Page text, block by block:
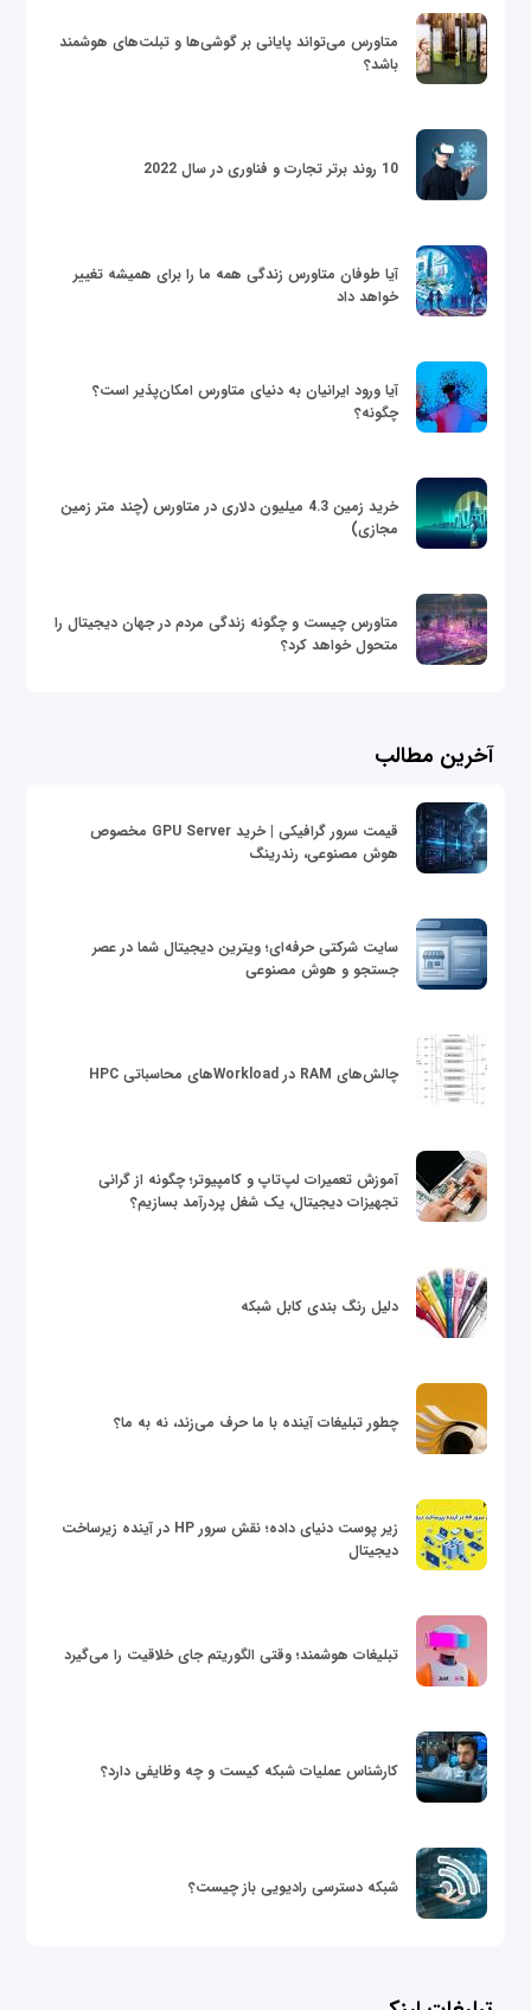
متاورس می‌تواند پایانی بر گوشی‌ها و تبلت‌های هوشمند
باشد؟
10 روند برتر تجارت و فناوری در سال 2022
آیا طوفان متاورس زندگی همه ما را برای همیشه تغییر
خواهد داد
آیا ورود ایرانیان به دنیای متاورس امکان‌پذیر است؟
چگونه؟
خرید زمین 4.3 میلیون دلاری در متاورس (چند متر زمین
مجازی)
متاورس چیست و چگونه زندگی مردم در جهان دیجیتال را
متحول خواهد کرد؟
آخرین مطالب
قیمت سرور گرافیکی | خرید GPU Server مخصوص
هوش مصنوعی، رندرینگ
سایت شرکتی حرفه‌ای؛ ویترین دیجیتال شما در عصر
جستجو و هوش مصنوعی
چالش‌های RAM در Workloadهای محاسباتی HPC
آموزش تعمیرات لپ‌تاپ و کامپیوتر؛ چگونه از گرانی
تجهیزات دیجیتال، یک شغل پردرآمد بسازیم؟
دلیل رنگ بندی کابل شبکه
چطور تبلیغات آینده با ما حرف می‌زند، نه به ما؟
زیر پوست دنیای داده؛ نقش سرور HP در آینده زیرساخت
دیجیتال
تبلیغات هوشمند؛ وقتی الگوریتم جای خلاقیت را می‌گیرد
کارشناس عملیات شبکه کیست و چه وظایفی دارد؟
شبکه دسترسی رادیویی باز چیست؟